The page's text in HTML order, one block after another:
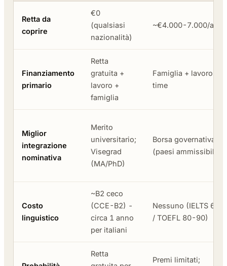
Retta da
coprire
€0
(qualsiasi
nazionalità)
~€4.000-7.000/anno
Finanziamento
primario
Retta
gratuita +
lavoro +
famiglia
Famiglia + lavoro
time
Miglior
integrazione
nominativa
Merito
universitario;
Visegrad
(MA/PhD)
Borsa governativa
(paesi ammissibili)
Costo
linguistico
~B2 ceco
(CCE-B2) -
circa 1 anno
per italiani
Nessuno (IELTS
/ TOEFL 80-90)
Retta
Premi limitati;